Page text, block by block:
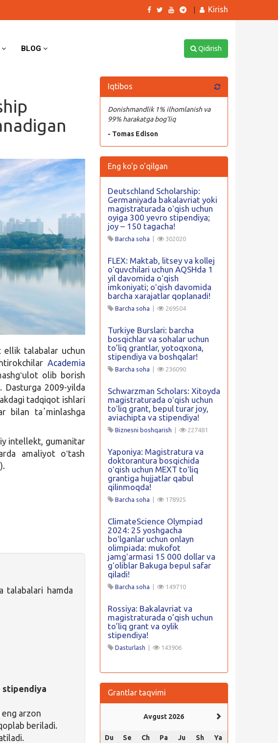
Kirish
BLOG Qidirish
ellik talabalar uchun
Academia
olib borish
Dasturga 2009-yilda
tadqiqot ishlari
bilan taʼminlashga
intellekt, gumanitar
amaliyot oʻtash
talabalari hamda
stipendiya
eng arzon
beriladi.
Iqtibos
Donishmandlik 1% ilhomlanish va
99% harakatga bog’liq
- Tomas Edison
Eng ko'p o'qilgan
Deutschland Scholarship:
Germaniyada bakalavriat yoki
magistraturada oʻqish uchun
oyiga 300 yevro stipendiya;
joy – 150 tagacha!
Barcha soha 302020
FLEX: Maktab, litsey va kollej
oʻquvchilari uchun AQSHda 1
yil davomida oʻqish
imkoniyati; oʻqish davomida
barcha xarajatlar qoplanadi!
Barcha soha 269504
Turkiye Burslari: barcha
bosqichlar va sohalar uchun
to’liq grantlar, yotoqxona,
stipendiya va boshqalar!
Barcha soha 236090
Schwarzman Scholars: Xitoyda
magistraturada oʻqish uchun
toʻliq grant, bepul turar joy,
aviachipta va stipendiya!
Biznesni boshqarish 227481
Yaponiya: Magistratura va
doktorantura bosqichida
oʻqish uchun MEXT toʻliq
grantiga hujjatlar qabul
qilinmoqda!
Barcha soha 178925
ClimateScience Olympiad
2024: 25 yoshgacha
boʻlganlar uchun onlayn
olimpiada: mukofot
jamgʻarmasi 15 000 dollar va
gʻoliblar Bakuga bepul safar
qiladi!
Barcha soha 149710
Rossiya: Bakalavriat va
magistraturada o’qish uchun
to’liq grant va oylik
stipendiya!
Dasturlash 143906
Grantlar taqvimi
Avgust 2026
Du Se Ch Pa Ju Sh Ya